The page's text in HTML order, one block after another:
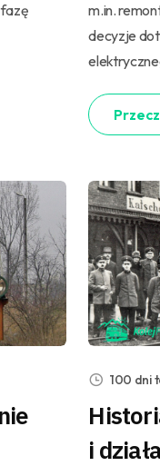
fazę
m.in.
decyzje
100 dni
i